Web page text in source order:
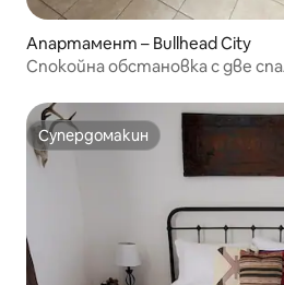
Апартамент – Bullhead City
Спокойна обстановка с две
Супердомакин
Супердомакин